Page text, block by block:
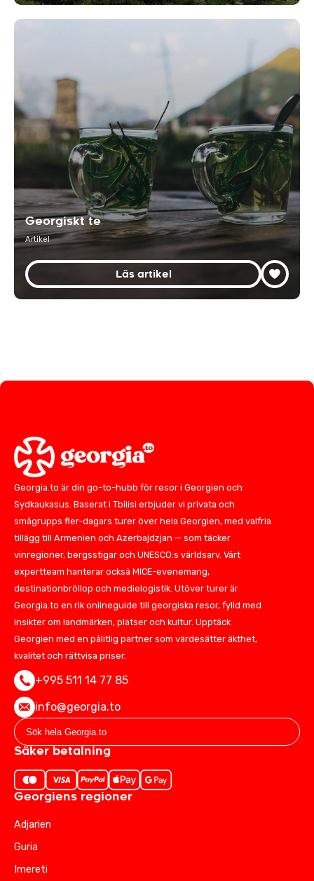
Georgiskt te
Artikel
Läs artikel
Georgia.to är din go-to-hubb för resor i Georgien och
Sydkaukasus. Baserat i Tbilisi erbjuder vi privata och
smågrupps fler-dagars turer över hela Georgien, med valfria
tillägg till Armenien och Azerbajdzjan — som täcker
vinregioner, bergsstigar och UNESCO:s världsarv. Vårt
expertteam hanterar också MICE-evenemang,
destinationbröllop och medielogistik. Utöver turer är
Georgia.to en rik onlineguide till georgiska resor, fylld med
insikter om landmärken, platser och kultur. Upptäck
Georgien med en pålitlig partner som värdesätter äkthet,
kvalitet och rättvisa priser.
+995 511 14 77 85
info@georgia.to
Säker betalning
Georgiens regioner
Adjarien
Guria
Imereti